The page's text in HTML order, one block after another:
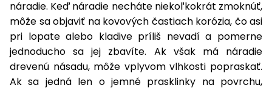
Náhradné
nože
Vidly
Štiepačky
dreva
Drviče
vetiev
Ochrana
rastlín
Záhradné
koše
Krhly
obrubníky
Tieniace
textílie
Odpudzovače
a pasce
Príslušenstvo
stoly
Vibračné
dosky
Transportéry
Seniorské
vozíky
Prilby
náradie. Keď náradie necháte niekoľkokrát zmoknúť,
môže sa objaviť na kovových častiach korózia, čo asi
pri lopate alebo kladive príliš nevadí a pomerne
jednoducho sa jej zbavíte. Ak však má náradie
drevenú násadu, môže vplyvom vlhkosti popraskať.
Ak sa jedná len o jemné prasklinky na povrchu,